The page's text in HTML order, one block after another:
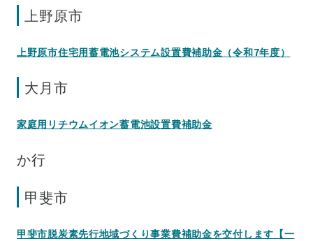
上野原市
上野原市住宅用蓄電池システム設置費補助金（令和7年度）
大月市
家庭用リチウムイオン蓄電池設置費補助金
か行
甲斐市
甲斐市脱炭素先行地域づくり事業費補助金を交付します【一